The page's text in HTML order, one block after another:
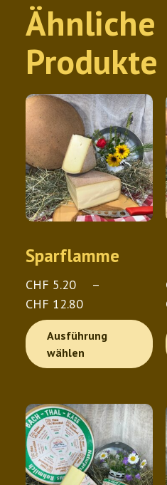
Ähnliche
Produkte
Sparflamme
CHF 5.20
–
CHF 12.80
CHF 5.20
bis
CHF 12.80
Ausführung
wählen